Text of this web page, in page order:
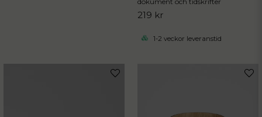
219 kr
1-2 veckor leveranstid